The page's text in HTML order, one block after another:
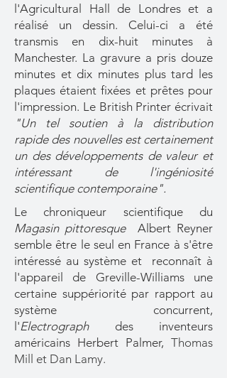
l'Agricultural Hall de Londres et a
réalisé un dessin. Celui-ci a été
transmis en dix-huit minutes à
Manchester. La gravure a pris douze
minutes et dix minutes plus tard les
plaques étaient fixées et prêtes pour
l'impression. Le British Printer écrivait
"Un tel soutien à la distribution
rapide des nouvelles est certainement
un des développements de valeur et
intéressant de l'ingéniosité
scientifique contemporaine".
Le chroniqueur scientifique du
Magasin pittoresqueAlbert Reyner
semble être le seul en France à s'être
intéressé au système et reconnaît à
l'appareil de Greville-Williams une
certaine suppériorité par rapport au
système concurrent,
l'Electrographdes inventeurs
américains Herbert Palmer, Thomas
Mill et Dan Lamy.